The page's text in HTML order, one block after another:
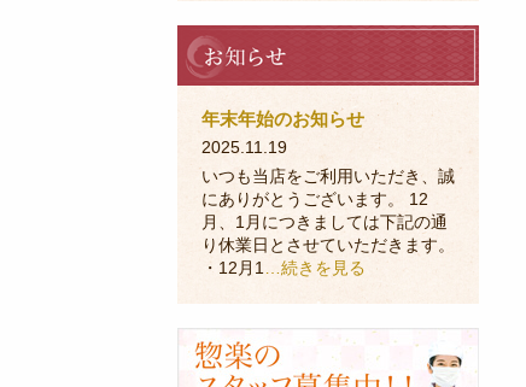
お
知
ら
年末年始のお知らせ
2025.11.19
いつも当店をご利用いただき、誠
にありがとうございます。 12
月、1月につきましては下記の通
り休業日とさせていただきます。
・12月1…続きを見る
用